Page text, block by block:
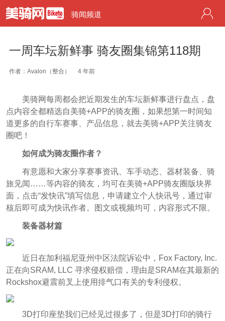
骑闻频道
一周车坛新鲜事 骑友圈集锦第118期
作者：Avalon（整合） 4 年前
美骑网每周都会把近期发生的车坛新鲜事进行盘点，盘
点内容全都精选自美骑+APP的骑友圈，如果想第一时间知
道更多的自行车赛事、产品信息，就去美骑+APP关注骑友
圈吧！
如何成为骑友圈作者？
有意愿和大家分享赛事资讯、车手动态、器材装备、骑
旅见闻……等内容的骑友，均可在美骑+APP骑友圈版块界
面，点击“发快讯”填写信息，申请建立个人快讯号，通过审
核后即可成为快讯作者。图文或视频均可，内容形式不限。
装备器材篇
近日在加利福尼亚州中区法院诉讼中，Fox Factory, Inc.
正在向SRAM, LLC 寻求侵权赔偿，理由是SRAM在其最新的
Rockshox避震前叉上使用排气口有关的专利侵权。
3D打印座垫我们已经见过很多了，但是3D打印的骑行